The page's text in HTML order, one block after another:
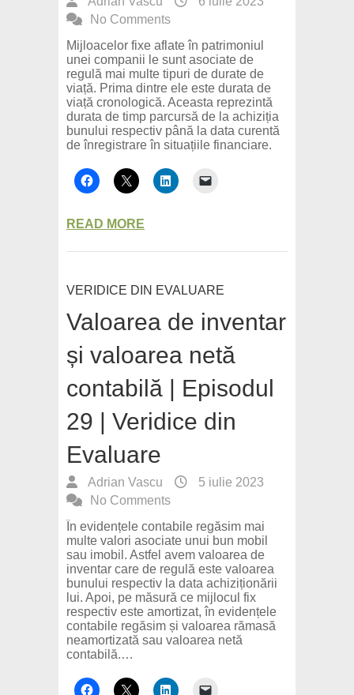
No Comments
Mijloacelor fixe aflate în patrimoniul
unei companii le sunt asociate de
regulă mai multe tipuri de durate de
viață. Prima dintre ele este durata de
viață cronologică. Aceasta reprezintă
durata de timp parcursă de la achiziția
bunului respectiv până la data curentă
de înregistrare în situațiile financiare.
READ MORE
VERIDICE DIN EVALUARE
Valoarea de inventar
și valoarea netă
contabilă | Episodul
29 | Veridice din
Evaluare
Adrian Vascu
5 iulie 2023
No Comments
În evidențele contabile regăsim mai
multe valori asociate unui bun mobil
sau imobil. Astfel avem valoarea de
inventar care de regulă este valoarea
bunului respectiv la data achiziționării
lui. Apoi, pe măsură ce mijlocul fix
respectiv este amortizat, în evidențele
contabile regăsim și valoarea rămasă
neamortizată sau valoarea netă
contabilă.…